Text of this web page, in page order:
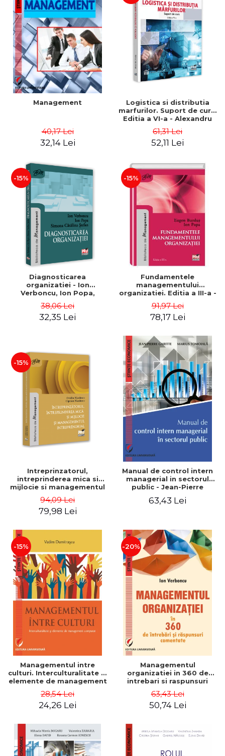
Management
40,17 Lei
32,14 Lei
Logistica si distributia
marfurilor. Suport de curs.
Editia a VI-a - Alexandru
61,31 Lei
52,11 Lei
-15%
Diagnosticarea
organizatiei - Ion
Verboncu, Ion Popa,
38,06 Lei
32,35 Lei
-15%
Fundamentele
managementului
organizatiei. Editia a III-a -
91,97 Lei
78,17 Lei
-15%
Intreprinzatorul,
intreprinderea mica si
mijlocie si managementul
Nicolescu, Ciprian
Nicolescu
94,09 Lei
79,98 Lei
Manual de control intern
managerial in sectorul
public - Jean-Pierre
63,43 Lei
-15%
Managementul intre
culturi. Interculturalitate si
elemente de management
Dumitrascu
28,54 Lei
24,26 Lei
-20%
Managementul
organizatiei in 360 de
intrebari si raspunsuri
63,43 Lei
50,74 Lei